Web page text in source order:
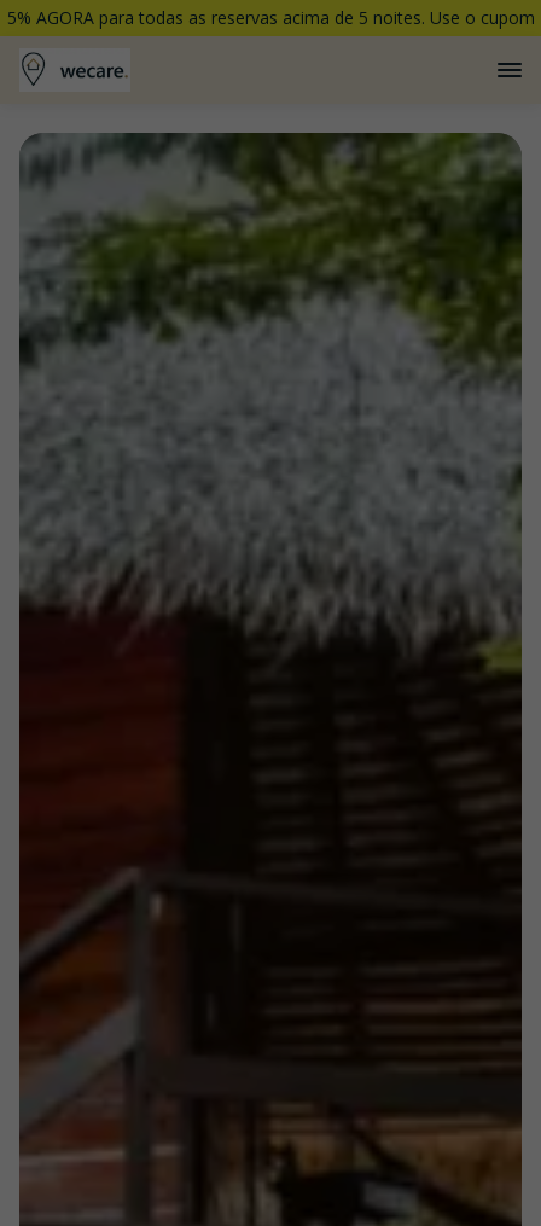
5% AGORA para todas as reservas acima de 5 noites. Use o cupom